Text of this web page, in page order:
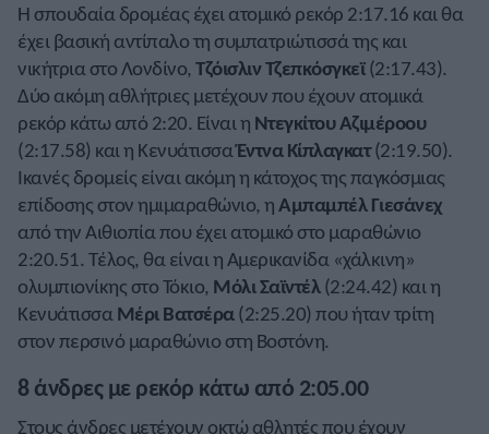
Η σπουδαία δρομέας έχει ατομικό ρεκόρ 2:17.16 και θα
έχει βασική αντίπαλο τη συμπατριώτισσά της και
νικήτρια στο Λονδίνο,Τζόισλιν Τζεπκόσγκεϊ(2:17.43).
Δύο ακόμη αθλήτριες μετέχουν που έχουν ατομικά
ρεκόρ κάτω από 2:20. Είναι η Ντεγκίτου Αζιμέροου
(2:17.58) και η ΚενυάτισσαΈντνα Κίπλαγκατ(2:19.50).
Ικανές δρομείς είναι ακόμη η κάτοχος της παγκόσμιας
επίδοσης στον ημιμαραθώνιο, ηΑμπαμπέλ Γιεσάνεχ
από την Αιθιοπία που έχει ατομικό στο μαραθώνιο
2:20.51. Τέλος, θα είναι η Αμερικανίδα «χάλκινη»
ολυμπιονίκης στο Τόκιο, Μόλι Σαϊντέλ(2:24.42) και η
ΚενυάτισσαΜέρι Βατσέρα(2:25.20) που ήταν τρίτη
στον περσινό μαραθώνιο στη Βοστόνη.
8 άνδρες με ρεκόρ κάτω από 2:05.00
Στους άνδρες μετέχουν οκτώ αθλητές που έχουν